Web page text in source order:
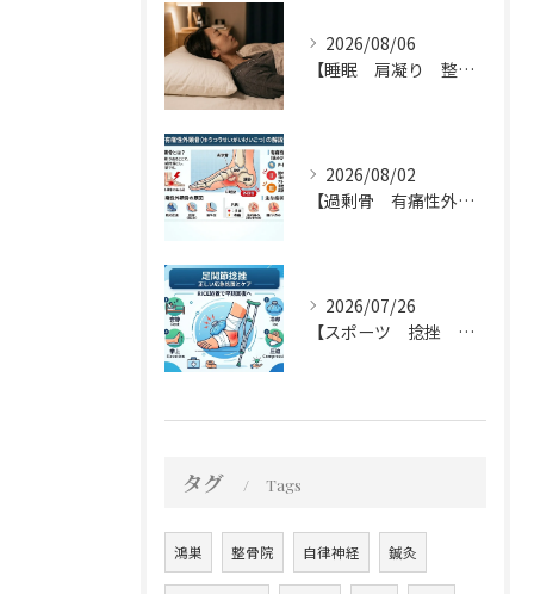
2026/08/06
【睡眠 肩凝り 整骨院】枕って必要？不必要？
2026/08/02
【過剰骨 有痛性外脛骨 整骨院】有痛性外脛骨について
2026/07/26
【スポーツ 捻挫 整骨院】足関節の捻挫について
タグ Tags
鴻巣 整骨院 自律神経 鍼灸